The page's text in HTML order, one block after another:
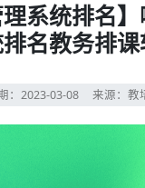
系统排名
名教务排课
：2023-03-08来源：教